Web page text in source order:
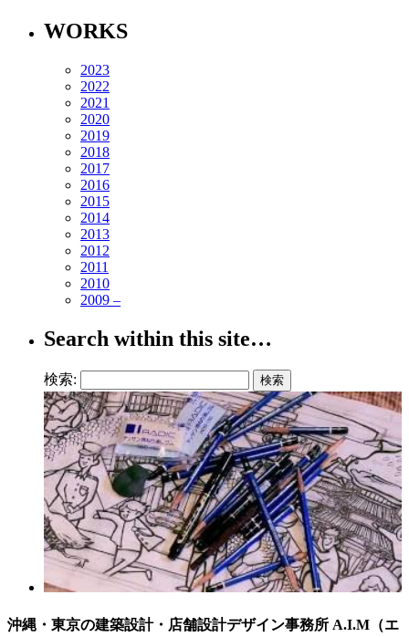
WORKS
2023
2022
2021
2020
2019
2018
2017
2016
2015
2014
2013
2012
2011
2010
2009 –
Search within this site…
検索:
沖縄・東京の建築設計・店舗設計デザイン事務所 A.I.M（エ